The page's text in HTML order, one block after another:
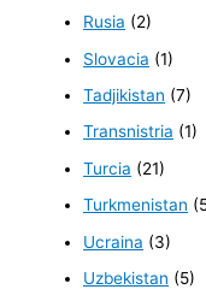
Rusia (2)
Slovacia (1)
Tadjikistan (7)
Transnistria (1)
Turcia (21)
Turkmenistan
Ucraina (3)
Uzbekistan (5)